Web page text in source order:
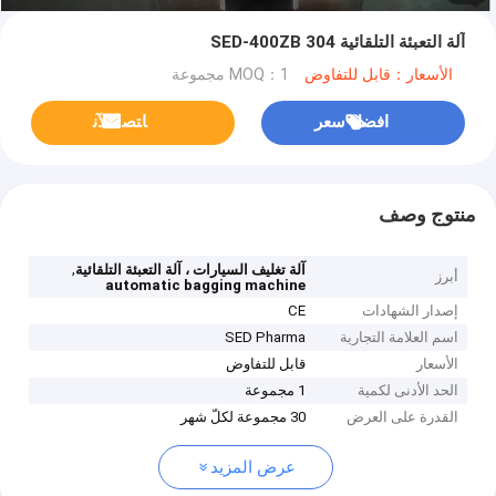
آلة التعبئة التلقائية SED-400ZB 304
الأسعار：قابل للتفاوض MOQ：1 مجموعة
افضل سعر ﺎﺘﺼﻟ ﺍﻶﻧ
منتوج وصف
أبرز آلة تغليف السيارات ، آلة التعبئة التلقائية,
automatic bagging machine
إصدار الشهادات
CE
اسم العلامة التجارية
SED Pharma
الأسعار
قابل للتفاوض
الحد الأدنى لكمية
1 مجموعة
القدرة على العرض
30 مجموعة لكلّ شهر
عرض المزيد